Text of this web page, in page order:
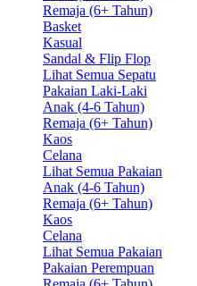
Remaja (6+ Tahun)
Basket
Kasual
Sandal & Flip Flop
Lihat Semua Sepatu
Pakaian Laki-Laki
Anak (4-6 Tahun)
Remaja (6+ Tahun)
Kaos
Celana
Lihat Semua Pakaian
Anak (4-6 Tahun)
Remaja (6+ Tahun)
Kaos
Celana
Lihat Semua Pakaian
Pakaian Perempuan